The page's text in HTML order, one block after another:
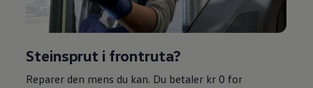
Steinsprut i frontruta?
Reparer den mens du kan. Du betaler kr 0 for